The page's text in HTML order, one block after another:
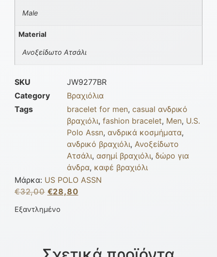
Male
Material
Ανοξείδωτο Ατσάλι
SKU
JW9277BR
Category
Βραχιόλια
Tags
bracelet for men, casual ανδρικό
βραχιόλι, fashion bracelet, Men, U.S.
Polo Assn, ανδρικά κοσμήματα,
ανδρικό βραχιόλι, Ανοξείδωτο
Ατσάλι, ασημί βραχιόλι, δώρο για
άνδρα, καφέ βραχιόλι
Μάρκα: US POLO ASSN
€32,00 €28,80
Εξαντλημένο